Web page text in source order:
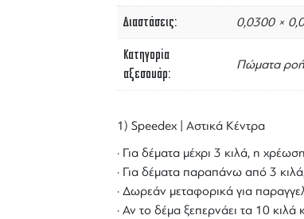
Διαστάσεις 0,0300 ×
Κατηγορία
αξεσουάρ
Πώματα
1) Speedex | Αστικά Κέντρα
· Για δέματα μέχρι 3 κιλά, η
· Για δέματα παραπάνω από 3
· Δωρεάν μεταφορικά για
· Αν το δέμα ξεπερνάει τα 10